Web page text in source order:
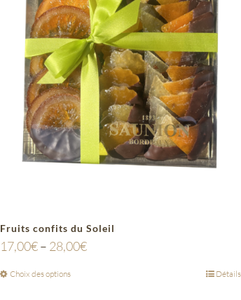
Fruits confits du Soleil
17,00€– 28,00€
Choix des options Détails